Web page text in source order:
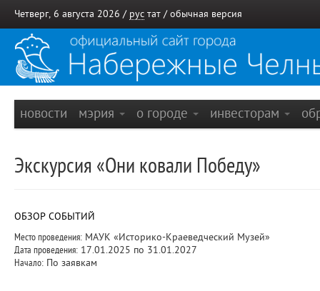
Четверг, 6 августа 2026 / рус тат / обычная версия
новости мэрия о городе инвесторам
Экскурсия «Они ковали Победу»
ОБЗОР СОБЫТИЙ
Место проведения: МАУК «Историко-Краеведческий Музей»
Дата проведения: 17.01.2025 по 31.01.2027
Начало: По заявкам